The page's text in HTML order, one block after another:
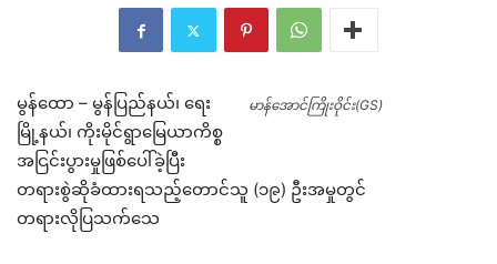
မာန်အောင်ကြိုးဝိုင်း(GS)
မွန်ထော – မွန်ပြည်နယ်၊ ရေး
မြို့နယ်၊ ကိုးမိုင်ရွာမြေယာကိစ္စ
အငြင်းပွားမှုဖြစ်ပေါ်ခဲ့ပြီး
တရားစွဲဆိုခံထားရသည့်တောင်သူ (၁၉) ဦးအမှုတွင်
တရားလိုပြသက်သေ